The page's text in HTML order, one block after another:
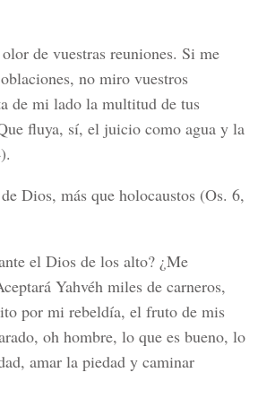
de vuestras reuniones. Si me
no miro vuestros
de mi lado la multitud de tus
fluya, sí, el juicio como agua y la
Dios, más que holocaustos (Os. 6,
el Dios de los alto? ¿Me
Yahvéh miles de carneros,
por mi rebeldía, el fruto de mis
oh hombre, lo que es bueno, lo
amar la piedad y caminar